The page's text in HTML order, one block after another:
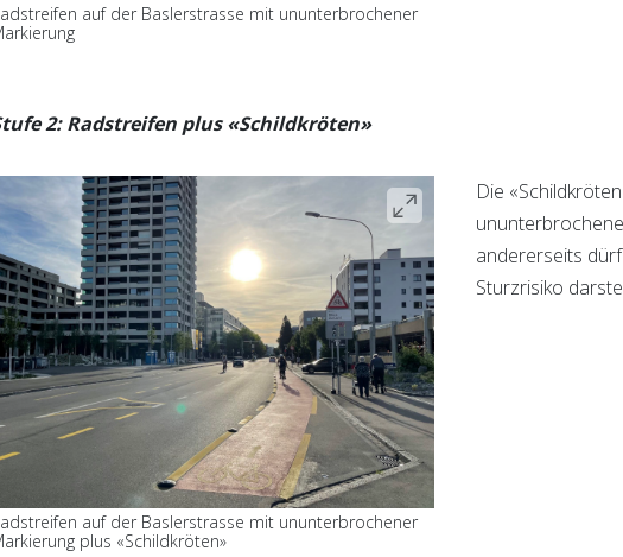
auf der Baslerstrasse mit ununterbrochener
2: Radstreifen plus «Schildkröten»
auf der Baslerstrasse mit ununterbrochener
plus «Schildkröten»
Die
andererseits
Sturzrisiko